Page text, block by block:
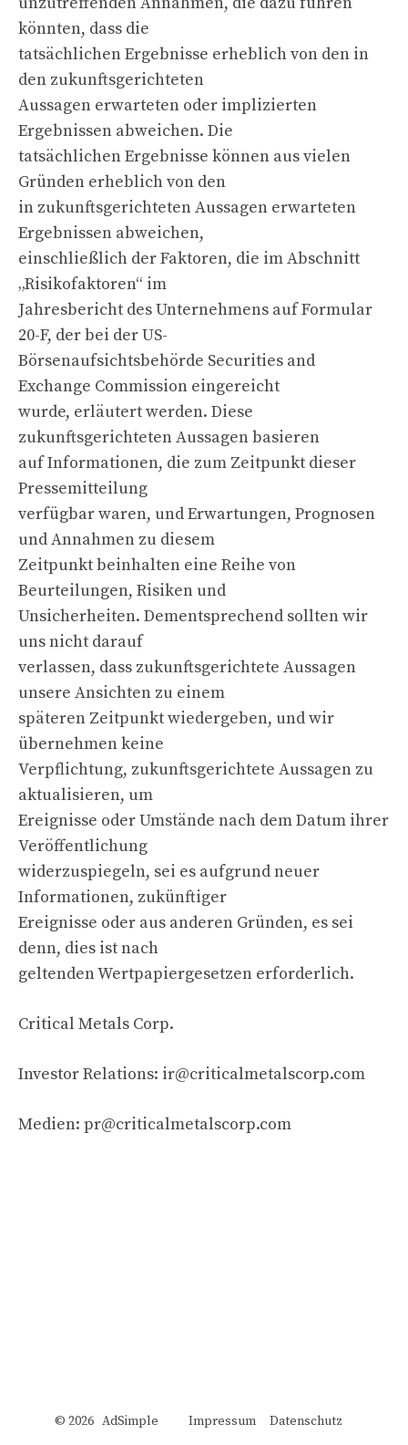
könnten, dass die
tatsächlichen Ergebnisse erheblich von den in
den zukunftsgerichteten
Aussagen erwarteten oder implizierten
Ergebnissen abweichen. Die
tatsächlichen Ergebnisse können aus vielen
Gründen erheblich von den
in zukunftsgerichteten Aussagen erwarteten
Ergebnissen abweichen,
einschließlich der Faktoren, die im Abschnitt
„Risikofaktoren“ im
Jahresbericht des Unternehmens auf Formular
20-F, der bei der US-
Börsenaufsichtsbehörde Securities and
Exchange Commission eingereicht
wurde, erläutert werden. Diese
zukunftsgerichteten Aussagen basieren
auf Informationen, die zum Zeitpunkt dieser
Pressemitteilung
verfügbar waren, und Erwartungen, Prognosen
und Annahmen zu diesem
Zeitpunkt beinhalten eine Reihe von
Beurteilungen, Risiken und
Unsicherheiten. Dementsprechend sollten wir
uns nicht darauf
verlassen, dass zukunftsgerichtete Aussagen
unsere Ansichten zu einem
späteren Zeitpunkt wiedergeben, und wir
übernehmen keine
Verpflichtung, zukunftsgerichtete Aussagen zu
aktualisieren, um
Ereignisse oder Umstände nach dem Datum ihrer
Veröffentlichung
widerzuspiegeln, sei es aufgrund neuer
Informationen, zukünftiger
Ereignisse oder aus anderen Gründen, es sei
denn, dies ist nach
geltenden Wertpapiergesetzen erforderlich.
Critical Metals Corp.
Investor Relations: ir@criticalmetalscorp.com
Medien: pr@criticalmetalscorp.com
© 2026 AdSimple Impressum Datenschutz